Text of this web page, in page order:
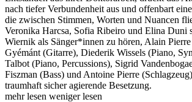
nach tiefer Verbundenheit aus und offenbart
die zwischen Stimmen, Worten und Nuancen
Veronika Harcsa, Sofia Ribeiro und Elina Duni
Wiernik als Sänger*innen zu hören, Alain
Gyémánt (Gitarre), Diederik Wissels (Piano,
Talbot (Piano, Percussions), Sigrid
Fiszman (Bass) und Antoine Pierre
traumhaft sicher agierende Besetzung.
mehr lesen weniger lesen